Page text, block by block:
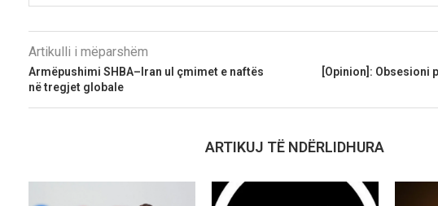
Artikulli i mëparshëm
Armëpushimi SHBA–Iran ul çmimet e naftës
në tregjet globale
[Opinion]:
ARTIKUJ TË NDËRLIDHURA